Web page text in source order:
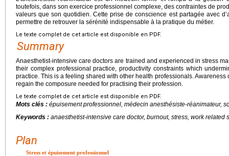
toutefois, dans son exercice professionnel complexe, des contraintes de
valeurs que son quotidien. Cette prise de conscience est partagée avec
permettre de retrouver la sérénité indispensable à la pratique du métier.
Le texte complet de cet article est disponible en PDF.
Summary
Anaesthetist-intensive care doctors are trained and experienced in stress
their complex professional practice, productivity constraints which
practice. This is a feeling shared with other health professionals. Awareness
regain the composure needed for practising their profession.
Le texte complet de cet article est disponible en PDF.
Mots clés : épuisement professionnel, médecin anesthésiste-réanimateur,
Keywords : anaesthetist-intensive care doctor, burnout, stress, work related
Plan
Stress et épuisement professionnel